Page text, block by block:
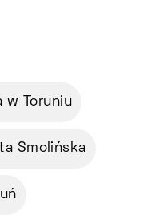
w Toruniu
Smolińska